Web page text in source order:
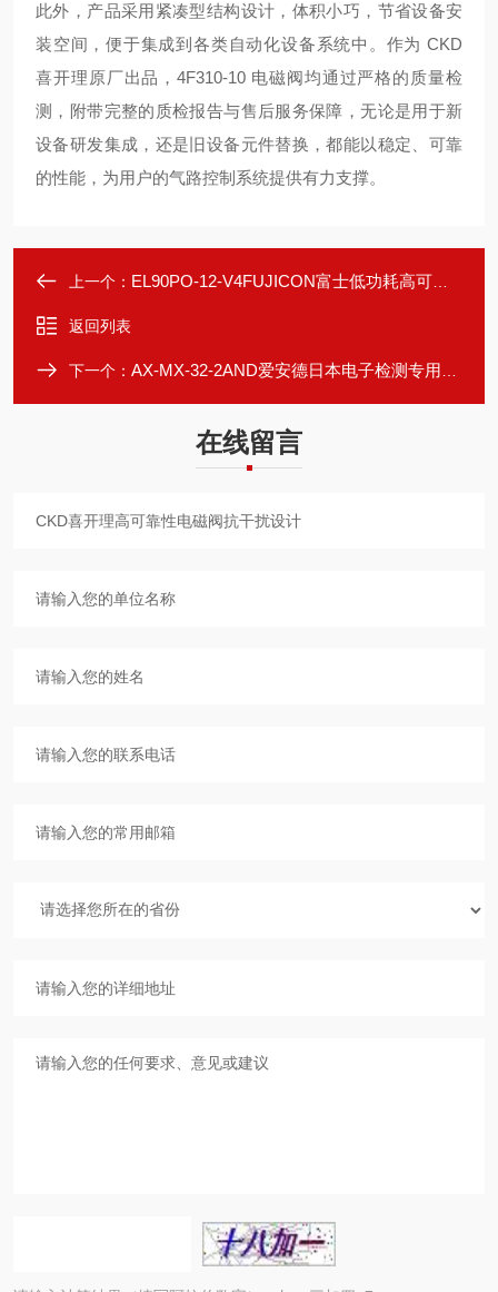
此外，产品采用紧凑型结构设计，体积小巧，节省设备安
装空间，便于集成到各类自动化设备系统中。作为 CKD
喜开理原厂出品，4F310-10 电磁阀均通过严格的质量检
测，附带完整的质检报告与售后服务保障，无论是用于新
设备研发集成，还是旧设备元件替换，都能以稳定、可靠
的性能，为用户的气路控制系统提供有力支撑。
上一个： EL90PO-12-V4FUJICON富士低功耗高可靠性继电器
返回列表
下一个： AX-MX-32-2AND爱安德日本电子检测专用玻璃纤维片
在线留言